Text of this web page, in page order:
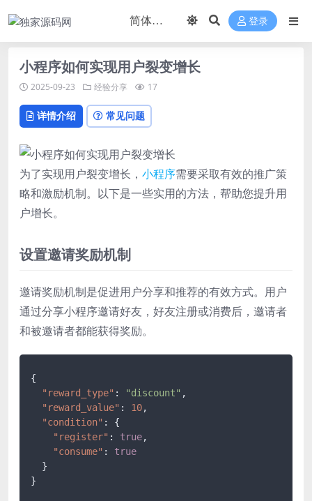
登录
小程序如何实现用户裂变增长
2025-09-23 经验分享 17
详情介绍 常见问题
为了实现用户裂变增长， 小程序需要采取有效的推广策
略和激励机制。以下是一些实用的方法，帮助您提升用
户增长。
设置邀请奖励机制
邀请奖励机制是促进用户分享和推荐的有效方式。用户
通过分享小程序邀请好友，好友注册或消费后，邀请者
和被邀请者都能获得奖励。
{
"reward_type" : "discount" ,
"reward_value" : 10,
"condition" :
{
"register" : true,
"consume" :
true
}
}